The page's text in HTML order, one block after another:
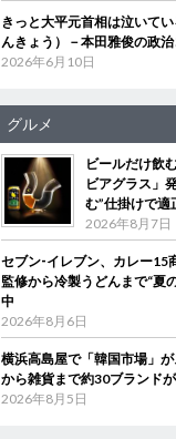
きっと大平元首相は泣いて
んきょう）－本田雅俊の政治
2026年6月10日
グルメ
ビールだけ飲
ビアグラス」
む”仕掛けで適
2026年8月7日
セブン‐イレブン、カレー
監修から冷製うどんまで“夏
中
2026年8月6日
横浜高島屋で「韓国市場」
から雑貨まで約30ブランド
2026年8月5日